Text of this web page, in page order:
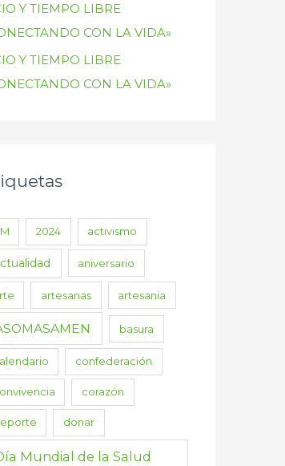
Y TIEMPO LIBRE
CON LA VIDA»
Y TIEMPO LIBRE
CON LA VIDA»
2024 activismo
aniversario
artesanas artesania
basura
confederación
corazón
donar
Mundial de la Salud